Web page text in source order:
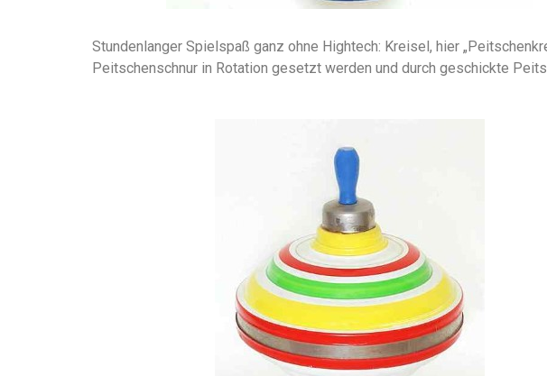
Stundenlanger Spielspaß ganz ohne Hightech: Kreisel, hier
Peitschenschnur in Rotation gesetzt werden und durch geschickte